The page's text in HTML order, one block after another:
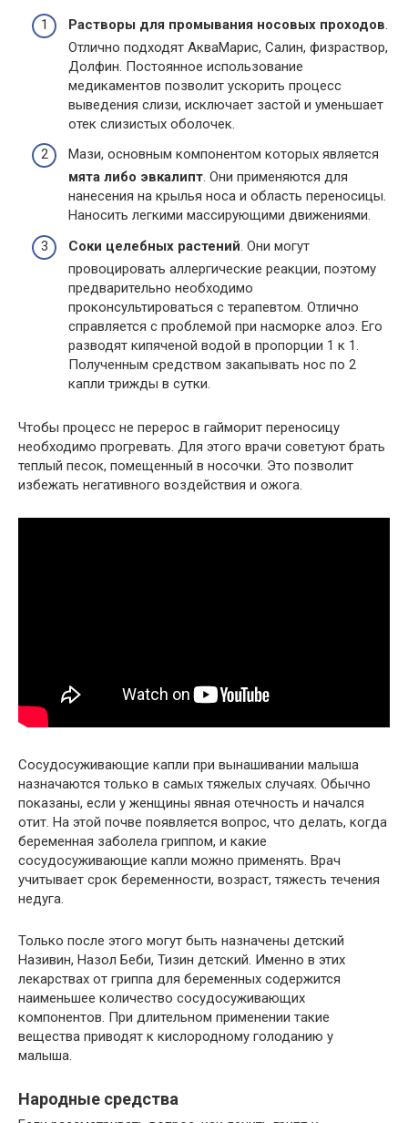
Растворы для промывания носовых проходов.
Отлично подходят АкваМарис, Салин, физраствор,
Долфин. Постоянное использование
медикаментов позволит ускорить процесс
выведения слизи, исключает застой и уменьшает
отек слизистых оболочек.
Мази, основным компонентом которых является
мята либо эвкалипт. Они применяются для
нанесения на крылья носа и область переносицы.
Наносить легкими массирующими движениями.
Соки целебных растений. Они могут
провоцировать аллергические реакции, поэтому
предварительно необходимо
проконсультироваться с терапевтом. Отлично
справляется с проблемой при насморке алоэ. Его
разводят кипяченой водой в пропорции 1 к 1.
Полученным средством закапывать нос по 2
капли трижды в сутки.
Чтобы процесс не перерос в гайморит переносицу
необходимо прогревать. Для этого врачи советуют брать
теплый песок, помещенный в носочки. Это позволит
избежать негативного воздействия и ожога.
Сосудосуживающие капли при вынашивании малыша
назначаются только в самых тяжелых случаях. Обычно
показаны, если у женщины явная отечность и начался
отит. На этой почве появляется вопрос, что делать, когда
беременная заболела гриппом, и какие
сосудосуживающие капли можно применять. Врач
учитывает срок беременности, возраст, тяжесть течения
недуга.
Только после этого могут быть назначены детский
Називин, Назол Беби, Тизин детский. Именно в этих
лекарствах от гриппа для беременных содержится
наименьшее количество сосудосуживающих
компонентов. При длительном применении такие
вещества приводят к кислородному голоданию у
малыша.
Народные средства